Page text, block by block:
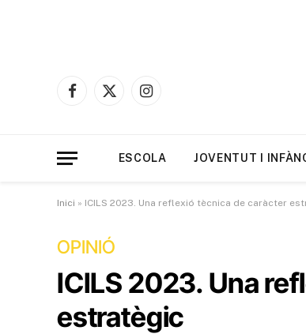
Facebook
X
Instagram
ESCOLA JOVENTUT I
Inici » ICILS 2023. Una reflexió tècnica de caràcter
OPINIÓ
ICILS 2023. Una
estratègic